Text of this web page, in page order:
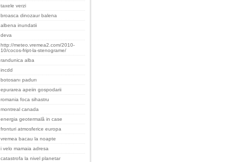
taxele verzi
broasca dinozaur balena
albena inundatii
deva
http://meteo.vremea2.com/2010-
10/cocos-fript-la-stenograme/
randunica alba
incdd
botosanı padurı
epurarea apeiin gospodarii
romania foca sihastru
montreal canada
energia geotermală in case
fronturi atmosferice europa
vremea bacau la noapte
i velo mamaia adresa
catastrofa la nivel planetar